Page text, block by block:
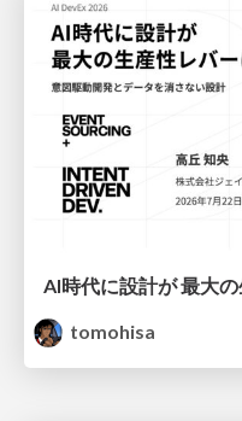
tomohisa